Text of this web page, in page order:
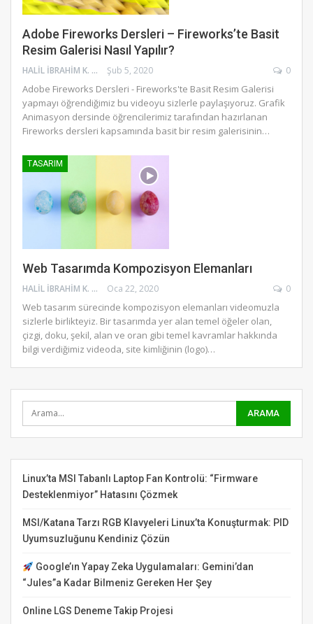
Adobe Fireworks Dersleri – Fireworks’te Basit
Resim Galerisi Nasıl Yapılır?
HALIL İBRAHIM K. Şub 5, 2020 0
Adobe Fireworks Dersleri - Fireworks'te Basit Resim Galerisi
yapmayı öğrendiğimiz bu videoyu sizlerle paylaşıyoruz. Grafik
Animasyon dersinde öğrencilerimiz tarafından hazırlanan
Fireworks dersleri kapsamında basit bir resim galerisinin…
TASARIM
Web Tasarımda Kompozisyon Elemanları
HALIL İBRAHIM K. Oca 22, 2020 0
Web tasarım sürecinde kompozisyon elemanları videomuzla
sizlerle birlikteyiz. Bir tasarımda yer alan temel öğeler olan,
çizgi, doku, şekil, alan ve oran gibi temel kavramlar hakkında
bilgi verdiğimiz videoda, site kimliğinin (logo)…
Linux’ta MSI Tabanlı Laptop Fan Kontrolü: “Firmware
Desteklenmiyor” Hatasını Çözmek
MSI/Katana Tarzı RGB Klavyeleri Linux’ta Konuşturmak: PID
Uyumsuzluğunu Kendiniz Çözün
Google’ın Yapay Zeka Uygulamaları: Gemini’dan
“Jules”a Kadar Bilmeniz Gereken Her Şey
Online LGS Deneme Takip Projesi